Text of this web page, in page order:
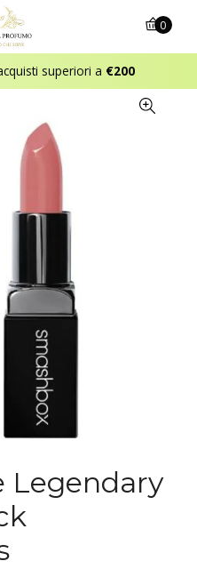
superiori a €200
0
Legendary